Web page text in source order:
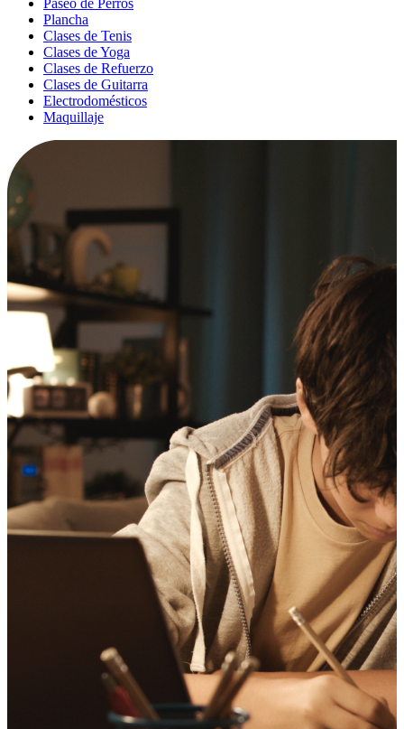
Plancha
Clases de Tenis
Clases de Yoga
Clases de Refuerzo
Clases de Guitarra
Electrodomésticos
Maquillaje